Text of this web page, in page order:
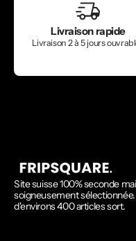
Livraison rapide
Livraison 2 à 5 jours
Site suisse 100% seconde
soigneusement
d'environs 400 articles sort.